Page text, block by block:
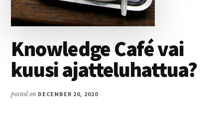
Knowledge Café vai
kuusi ajatteluhattua?
posted on DECEMBER 20, 2010